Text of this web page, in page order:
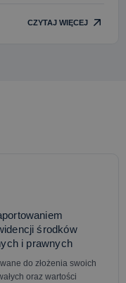
CZYTAJ WIĘCEJ
środków
i prawnych
do złożenia swoich
oraz wartości